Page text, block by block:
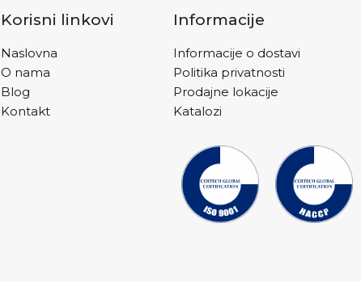
Korisni linkovi
Naslovna
O nama
Blog
Kontakt
Informacije
Informacije o dostavi
Politika privatnosti
Prodajne lokacije
Katalozi